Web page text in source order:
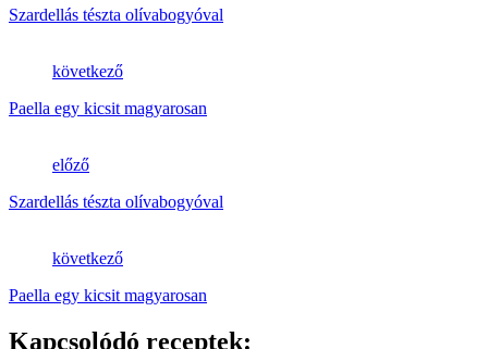
Szardellás tészta olívabogyóval
következő
Paella egy kicsit magyarosan
előző
Szardellás tészta olívabogyóval
következő
Paella egy kicsit magyarosan
Kapcsolódó receptek: